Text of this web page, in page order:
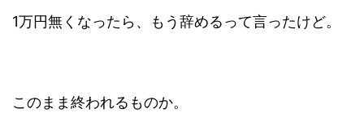
1万円無くなったら、もう辞めるって言ったけど。
このまま終われるものか。